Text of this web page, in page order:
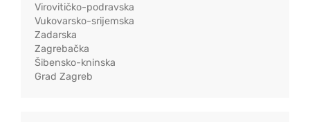
Virovitičko-podravska
Vukovarsko-srijemska
Zadarska
Zagrebačka
Šibensko-kninska
Grad Zagreb